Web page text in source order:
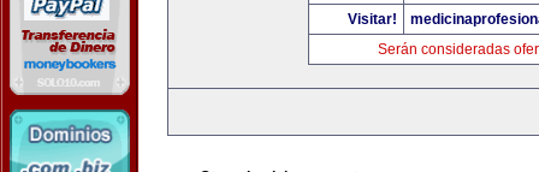
Visitar!
Serán consideradas